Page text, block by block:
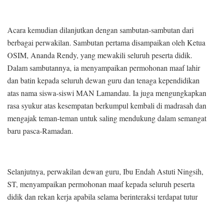
Acara kemudian dilanjutkan dengan sambutan-sambutan dari
berbagai perwakilan. Sambutan pertama disampaikan oleh Ketua
OSIM, Ananda Rendy, yang mewakili seluruh peserta didik.
Dalam sambutannya, ia menyampaikan permohonan maaf lahir
dan batin kepada seluruh dewan guru dan tenaga kependidikan
atas nama siswa-siswi MAN Lamandau. Ia juga mengungkapkan
rasa syukur atas kesempatan berkumpul kembali di madrasah dan
mengajak teman-teman untuk saling mendukung dalam semangat
baru pasca-Ramadan.
Selanjutnya, perwakilan dewan guru, Ibu Endah Astuti Ningsih,
ST, menyampaikan permohonan maaf kepada seluruh peserta
didik dan rekan kerja apabila selama berinteraksi terdapat tutur